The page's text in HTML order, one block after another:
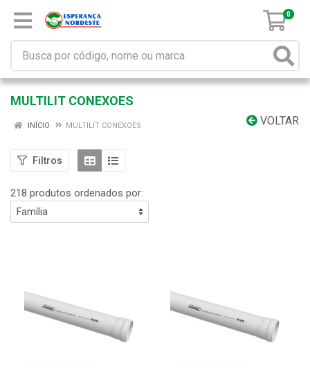
0
MULTILIT CONEXOES
VOLTAR
INÍCIO MULTILIT CONEXOES
Filtros
218 produtos ordenados por: